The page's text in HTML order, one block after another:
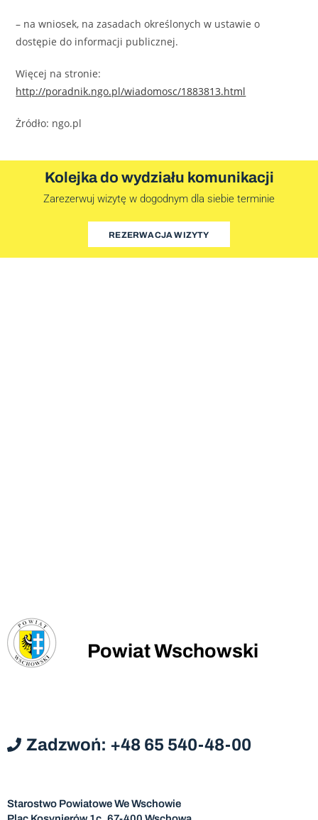
– na wniosek, na zasadach określonych w ustawie o
dostępie do informacji publicznej.
Więcej na stronie:
http://poradnik.ngo.pl/wiadomosc/1883813.html
Żródło: ngo.pl
Kolejka do wydziału komunikacji
Zarezerwuj wizytę w dogodnym dla siebie terminie
REZERWACJA WIZYTY
Powiat Wschowski
Zadzwoń: +48 65 540-48-00
Starostwo Powiatowe We Wschowie